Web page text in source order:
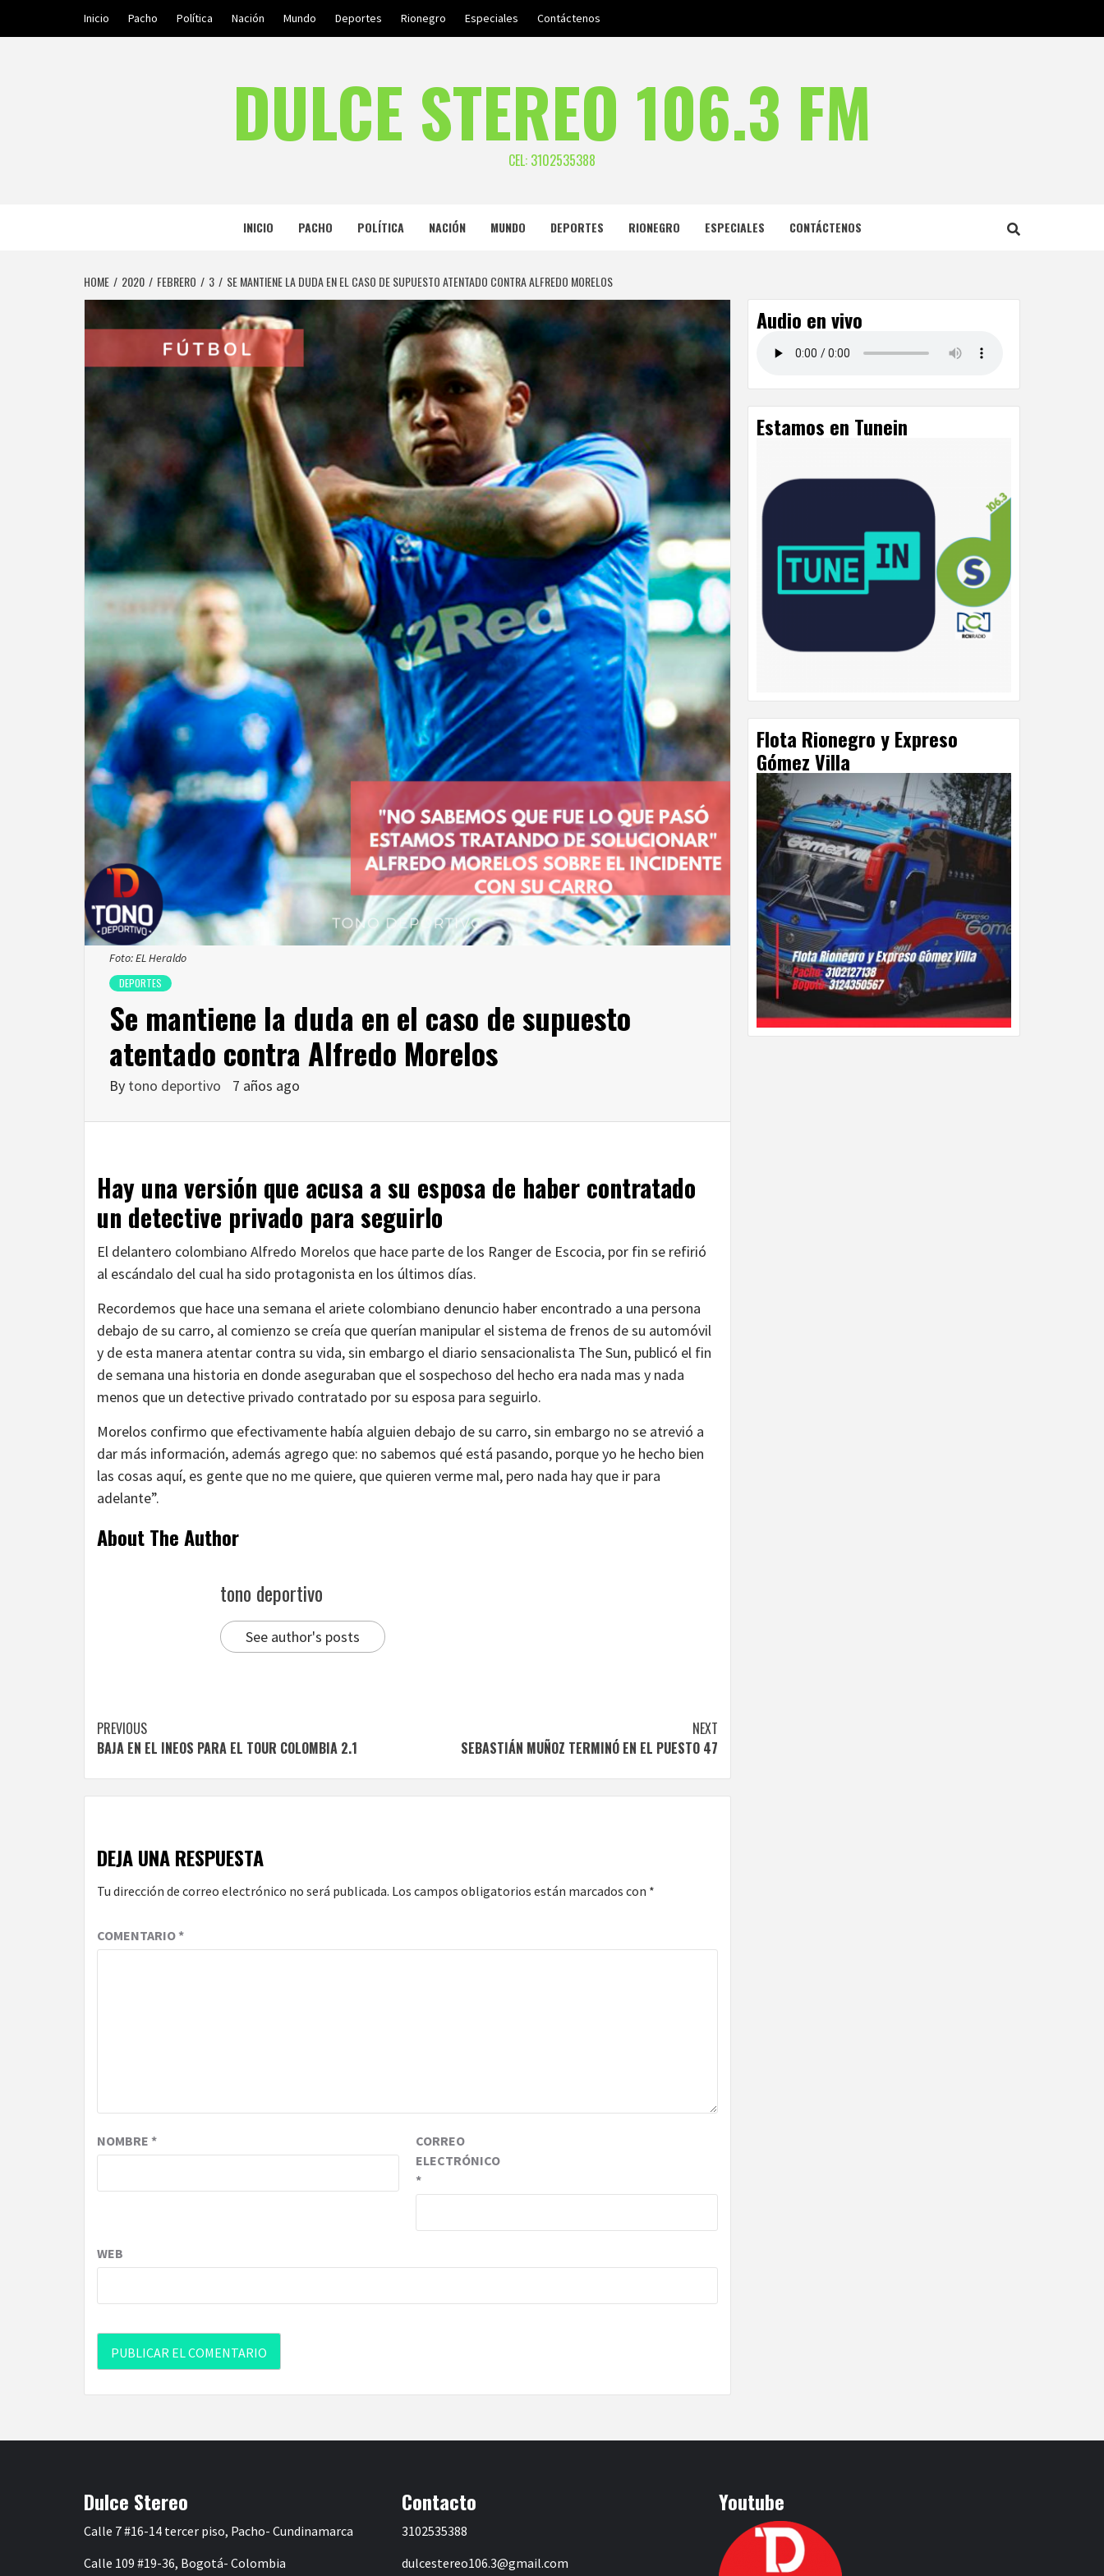
Inicio Pacho Política Nación Mundo Deportes Rionegro Especiales Contáctenos
DULCE STEREO 106.3 FM
CEL: 3102535388
INICIO PACHO POLÍTICA NACIÓN MUNDO DEPORTES RIONEGRO ESPECIALES CONTÁCTENOS
HOME 2020 FEBRERO 3 SE MANTIENE LA DUDA EN EL CASO DE SUPUESTO ATENTADO CONTRA ALFREDO MORELOS
Foto: EL Heraldo
DEPORTES
Se mantiene la duda en el caso de supuesto
atentado contra Alfredo Morelos
By tono deportivo 7 años ago
Hay una versión que acusa a su esposa de haber contratado
un detective privado para seguirlo
El delantero colombiano Alfredo Morelos que hace parte de los Ranger de Escocia, por fin se refirió
al escándalo del cual ha sido protagonista en los últimos días.
Recordemos que hace una semana el ariete colombiano denuncio haber encontrado a una persona
debajo de su carro, al comienzo se creía que querían manipular el sistema de frenos de su automóvil
y de esta manera atentar contra su vida, sin embargo el diario sensacionalista The Sun, publicó el fin
de semana una historia en donde aseguraban que el sospechoso del hecho era nada mas y nada
menos que un detective privado contratado por su esposa para seguirlo.
Morelos confirmo que efectivamente había alguien debajo de su carro, sin embargo no se atrevió a
dar más información, además agrego que: no sabemos qué está pasando, porque yo he hecho bien
las cosas aquí, es gente que no me quiere, que quieren verme mal, pero nada hay que ir para
adelante”.
About The Author
tono deportivo
See author's posts
Continue
Reading
PREVIOUS
BAJA EN EL INEOS PARA EL TOUR COLOMBIA 2.1
NEXT
SEBASTIÁN MUÑOZ TERMINÓ EN EL PUESTO 47
DEJA UNA RESPUESTA
Tu dirección de correo electrónico no será publicada. Los campos obligatorios están marcados con *
COMENTARIO*
NOMBRE *
CORREO
ELECTRÓNICO
*
WEB
Audio en vivo
Estamos en Tunein
Flota Rionegro y Expreso
Gómez Villa
Dulce Stereo
Calle 7 #16-14 tercer piso, Pacho- Cundinamarca
Calle 109 #19-36, Bogotá- Colombia
Contacto
3102535388
dulcestereo106.3@gmail.com
Youtube